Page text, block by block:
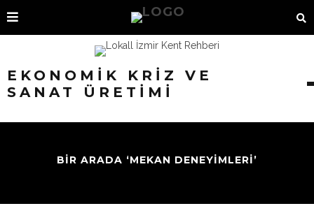
EKONOMIK KRIZ VE
SANAT ÜRETIMI
BİR ARADA ‘MEKAN DENEYİMLERİ’